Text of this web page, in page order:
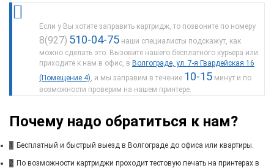
Если у Вы хотите заправить картридж, то позвоните по номеру
8(927) 510-04-75 наши специалисты подскажут, как
можно сделать это. Вызовите нашего бесплатного курьера или
приходите к нам в офис, в Волгограде, ул. 7-я Гвардейская 16
(Помещение 4) , и мы заправим в течение 10-15 минут и по
возможности проверим на нашем принтере.
Почему надо обратиться к нам?
1 Бесплатный и быстрый выезд в Волгограде до офиса или квартиры.
2 По возможности картриджи проходит тестовую печать на принтерах в